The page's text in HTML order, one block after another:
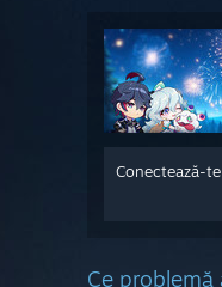
Conectează-te
Ce problemă